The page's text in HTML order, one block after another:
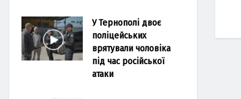
У Тернополі двоє
поліцейських
врятували чоловіка
під час російської
атаки